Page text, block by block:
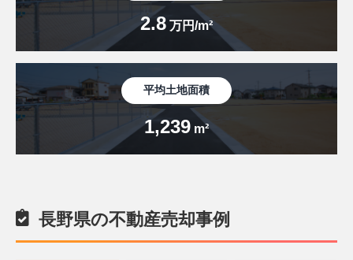
2.8 万円/m²
平均土地面積
1,239 m²
長野県の不動産売却事例